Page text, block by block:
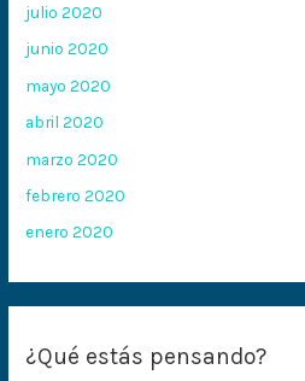
julio 2020
junio 2020
mayo 2020
abril 2020
marzo 2020
febrero 2020
enero 2020
¿Qué estás pensando?